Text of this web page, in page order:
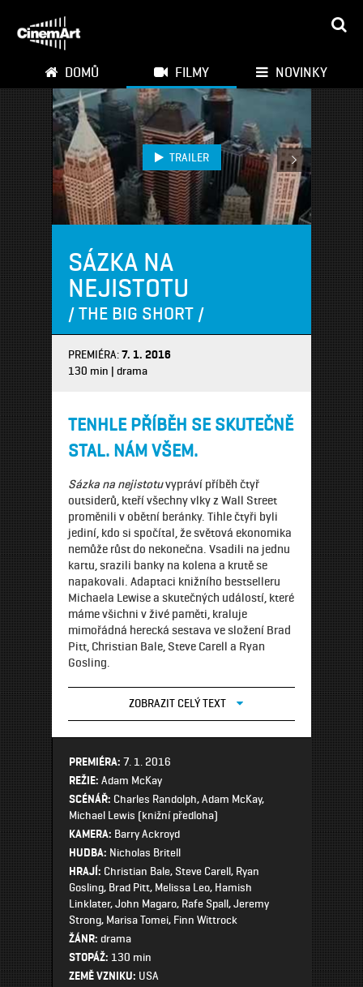
TRAILER
SÁZKA NA
NEJISTOTU
/ THE BIG SHORT /
PREMIÉRA:7. 1. 2016
130 min | drama
TENHLE PŘÍBĚH SE SKUTEČNĚ
STAL. NÁM VŠEM.
Sázka na nejistotuvypráví příběh čtyř
outsiderů, kteří všechny vlky z Wall Street
proměnili v obětní beránky. Tihle čtyři byli
jediní, kdo si spočítal, že světová ekonomika
nemůže růst do nekonečna. Vsadili na jednu
kartu, srazili banky na kolena a krutě se
napakovali. Adaptaci knižního bestselleru
Michaela Lewise a skutečných událostí, které
máme všichni v živé paměti, kraluje
mimořádná herecká sestava ve složení Brad
Pitt, Christian Bale, Steve Carell a Ryan
Gosling.
ZOBRAZIT CELÝ TEXT
PREMIÉRA: 7. 1. 2016
REŽIE: Adam McKay
SCÉNÁŘ: Charles Randolph, Adam McKay,
Michael Lewis (knižní předloha)
KAMERA: Barry Ackroyd
HUDBA: Nicholas Britell
HRAJÍ: Christian Bale, Steve Carell, Ryan
Gosling, Brad Pitt, Melissa Leo, Hamish
Linklater, John Magaro, Rafe Spall, Jeremy
Strong, Marisa Tomei, Finn Wittrock
ŽÁNR: drama
STOPÁŽ: 130 min
ZEMĚ VZNIKU: USA
DOMŮ FILMY NOVINKY